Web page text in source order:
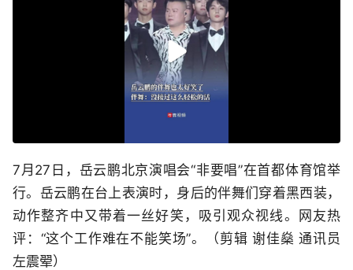
7月27日，岳云鹏北京演唱会“非要唱”在首都体育馆举
行。岳云鹏在台上表演时，身后的伴舞们穿着黑西装，
动作整齐中又带着一丝好笑，吸引观众视线。网友热
评：“这个工作难在不能笑场”。（剪辑 谢佳燊 通讯员
左震翚）